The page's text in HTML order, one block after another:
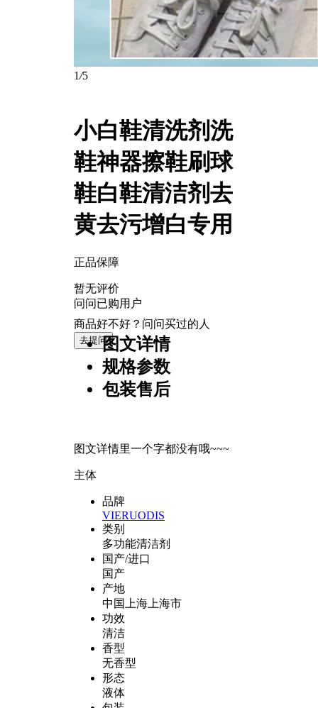
1/5
小白鞋清洗剂洗
鞋神器擦鞋刷球
鞋白鞋清洁剂去
黄去污增白专用
正品保障
暂无评价
问问已购用户
商品好不好？问问买过的人
去提问图文详情
规格参数
包装售后
图文详情里一个字都没有哦~~~
主体
品牌
VIERUODIS
类别
多功能清洁剂
国产/进口
国产
产地
中国上海上海市
功效
清洁
香型
无香型
形态
液体